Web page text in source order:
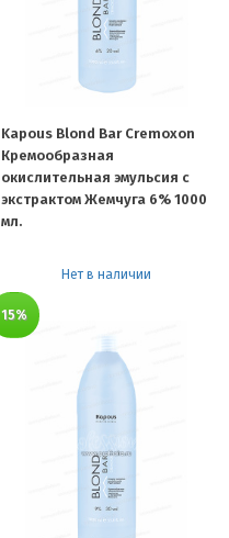
Kapous Blond Bar Cremoxon
Кремообразная
окислительная эмульсия с
экстрактом Жемчуга 6% 1000
мл.
Нет в наличии
15%